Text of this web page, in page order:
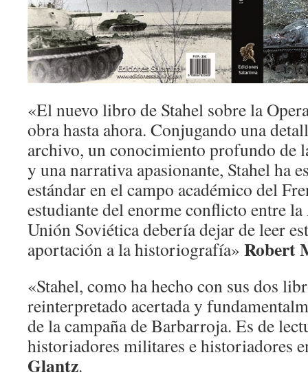
«El nuevo libro de Stahel sobre la
obra hasta ahora. Conjugando una
archivo, un conocimiento profundo de
y una narrativa apasionante, Stahel ha
estándar en el campo académico del
estudiante del enorme conflicto entre
Unión Soviética debería dejar de leer
aportación a la historiografía» Robert
«Stahel, como ha hecho con sus dos
reinterpretado acertada y
de la campaña de Barbarroja. Es de
historiadores militares e historiadores
Glantz.